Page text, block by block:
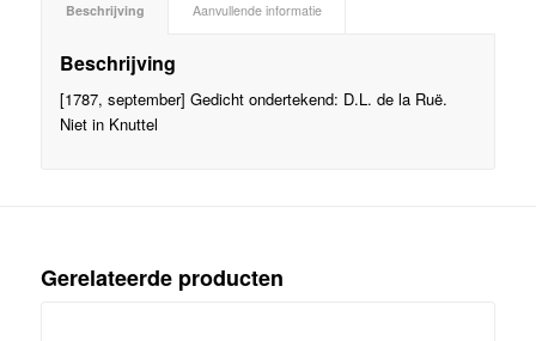
Beschrijving Aanvullende informatie
Beschrijving
[1787, september] Gedicht ondertekend: D.L. de la Ruë.
Niet in Knuttel
Gerelateerde producten